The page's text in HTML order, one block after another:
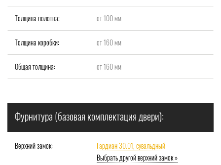
Толщина полотна: от 100 мм
Толщина коробки: от 160 мм
Общая толщина: от 160 мм
Фурнитура (базовая комплектация двери):
Верхний замок:
Гардиан 30.01, сувальдный
Выбрать другой верхний замок »